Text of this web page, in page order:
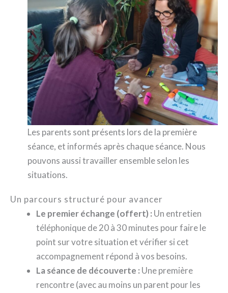
Les parents sont présents lors de la première
séance, et informés après chaque séance. Nous
pouvons aussi travailler ensemble selon les
situations.
Un parcours structuré pour avancer
Le premier échange (offert) : Un entretien
téléphonique de 20 à 30 minutes pour faire le
point sur votre situation et vérifier si cet
accompagnement répond à vos besoins.
La séance de découverte : Une première
rencontre (avec au moins un parent pour les